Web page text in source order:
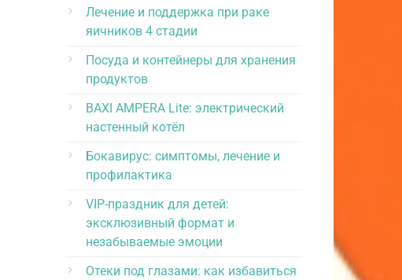
Лечение и поддержка при раке
яичников 4 стадии
Посуда и контейнеры для хранения
продуктов
BAXI AMPERA Lite: электрический
настенный котёл
Бокавирус: симптомы, лечение и
профилактика
VIP-праздник для детей:
эксклюзивный формат и
незабываемые эмоции
Отеки под глазами: как избавиться